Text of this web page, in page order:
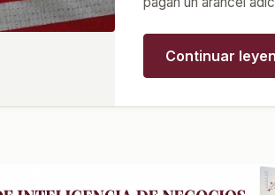
Continuar